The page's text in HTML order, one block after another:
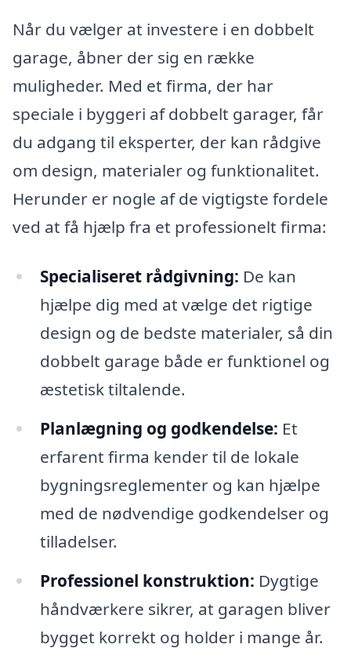
Når du vælger at investere i en dobbelt
garage, åbner der sig en række
muligheder. Med et firma, der har
speciale i byggeri af dobbelt garager, får
du adgang til eksperter, der kan rådgive
om design, materialer og funktionalitet.
Herunder er nogle af de vigtigste fordele
ved at få hjælp fra et professionelt firma:
Specialiseret rådgivning: De kan
hjælpe dig med at vælge det rigtige
design og de bedste materialer, så din
dobbelt garage både er funktionel og
æstetisk tiltalende.
Planlægning og godkendelse: Et
erfarent firma kender til de lokale
bygningsreglementer og kan hjælpe
med de nødvendige godkendelser og
tilladelser.
Professionel konstruktion: Dygtige
håndværkere sikrer, at garagen bliver
bygget korrekt og holder i mange år.